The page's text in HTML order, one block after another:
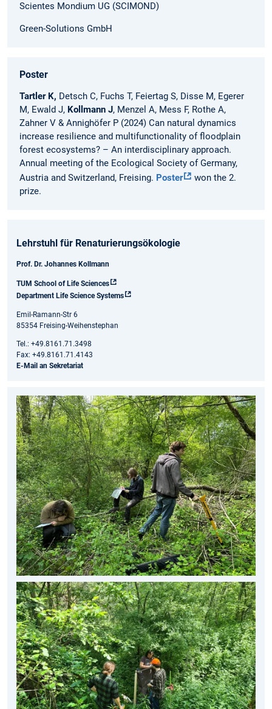
Scientes Mondium UG (SCIMOND)
Green-Solutions GmbH
Poster
Tartler K, Detsch C, Fuchs T, Feiertag S, Disse M, Egerer
M, Ewald J, Kollmann J, Menzel A, Mess F, Rothe A,
Zahner V & Annighöfer P (2024) Can natural dynamics
increase resilience and multifunctionality of floodplain
forest ecosystems? – An interdisciplinary approach.
Annual meeting of the Ecological Society of Germany,
Austria and Switzerland, Freising. Poster
won the 2.
prize.
Lehrstuhl für Renaturierungsökologie
Prof. Dr. Johannes Kollmann
TUM School of Life Sciences
Department Life Science Systems
Emil-Ramann-Str 6
85354 Freising-Weihenstephan
Tel.: +49.8161.71.3498
Fax: +49.8161.71.4143
E-Mail an Sekretariat